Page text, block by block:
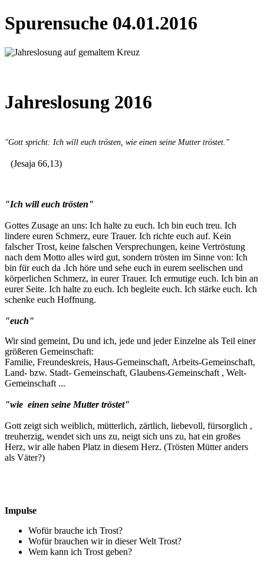
Spurensuche 04.01.2016
Jahreslosung 2016
"Gott spricht: Ich will euch trösten, wie einen seine Mutter tröstet."
(Jesaja 66,13)
"Ich will euch trösten"
Gottes Zusage an uns: Ich halte zu euch. Ich bin euch treu. Ich
lindere euren Schmerz, eure Trauer. Ich richte euch auf. Kein
falscher Trost, keine falschen Versprechungen, keine Vertröstung
nach dem Motto alles wird gut, sondern trösten im Sinne von: Ich
bin für euch da .Ich höre und sehe euch in eurem seelischen und
körperlichen Schmerz, in eurer Trauer. Ich ermutige euch. Ich bin an
eurer Seite. Ich halte zu euch. Ich begleite euch. Ich stärke euch. Ich
schenke euch Hoffnung.
"euch"
Wir sind gemeint, Du und ich, jede und jeder Einzelne als Teil einer
größeren Gemeinschaft:
Familie, Freundeskreis, Haus-Gemeinschaft, Arbeits-Gemeinschaft,
Land- bzw. Stadt- Gemeinschaft, Glaubens-Gemeinschaft , Welt-
Gemeinschaft ...
"wie einen seine Mutter tröstet"
Gott zeigt sich weiblich, mütterlich, zärtlich, liebevoll, fürsorglich ,
treuherzig, wendet sich uns zu, neigt sich uns zu, hat ein großes
Herz, wir alle haben Platz in diesem Herz. (Trösten Mütter anders
als Väter?)
Impulse
Wofür brauche ich Trost?
Wofür brauchen wir in dieser Welt Trost?
Wem kann ich Trost geben?